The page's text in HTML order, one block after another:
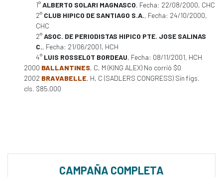
1°ALBERTO SOLARI MAGNASCO, Fecha: 22/08/2000, CHC
2° CLUB HIPICO DE SANTIAGO S.A., Fecha: 24/10/2000,
CHC
2°ASOC. DE PERIODISTAS HIPICO PTE. JOSE SALINAS
C., Fecha: 21/06/2001, HCH
4° LUIS ROSSELOT BORDEAU, Fecha: 08/11/2001, HCH
2000 BALLANTINES, C, M (KING ALEX) No corrió $0
2002 BRAVABELLE, H, C (SADLERS CONGRESS) Sin figs.
cls. $85.000
CAMPAÑA COMPLETA